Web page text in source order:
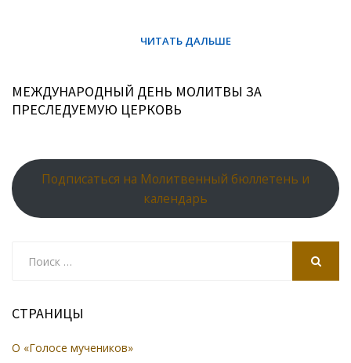
МЕЖДУНАРОДНЫЙ ДЕНЬ МОЛИТВЫ ЗА
ПРЕСЛЕДУЕМУЮ ЦЕРКОВЬ
Подписаться на Молитвенный бюллетень и
календарь
СТРАНИЦЫ
О «Голосе мучеников»